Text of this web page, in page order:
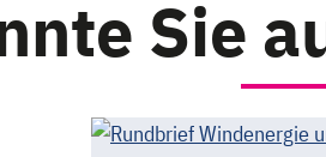
Sie